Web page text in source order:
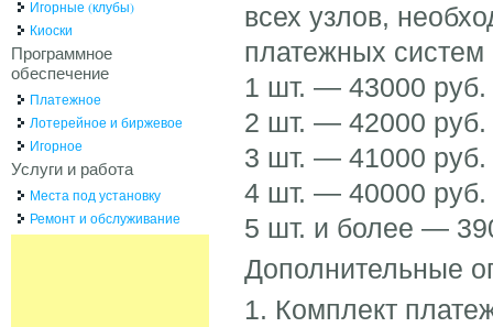
всех узлов,
платежных систем
1 шт. — 43000 руб.
2 шт. — 42000 руб.
3 шт. — 41000 руб.
4 шт. — 40000 руб.
5 шт. и более —
Дополнительные
1. Комплект
Игорные (клубы)
Киоски
Программное
обеспечение
Платежное
Лотерейное и биржевое
Игорное
Услуги и работа
Места под установку
Ремонт и обслуживание